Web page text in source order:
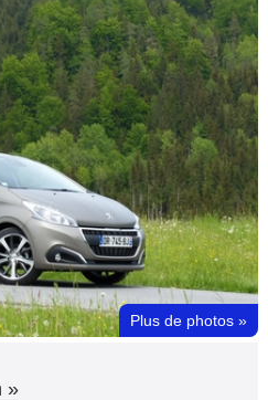
Plus de photos »
»